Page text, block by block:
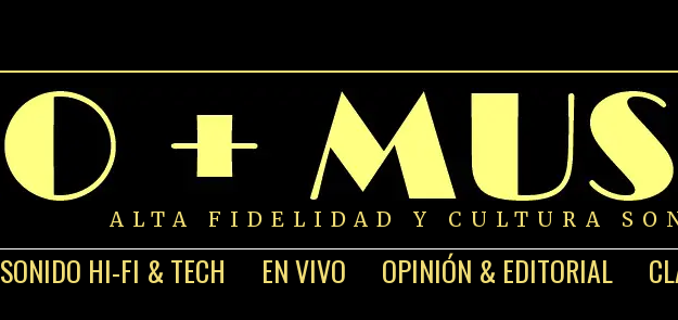
ALTA FIDELIDAD Y CULTURA
SONIDO HI-FI & TECH EN VIVO OPINIÓN & EDITORIAL